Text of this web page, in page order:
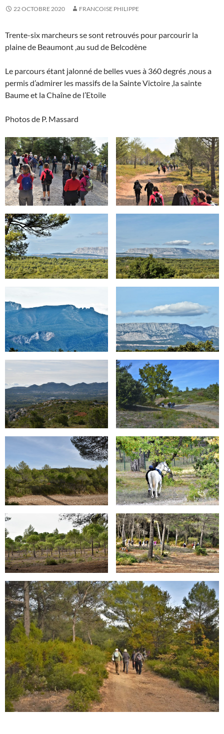
22 OCTOBRE 2020 FRANCOISE PHILIPPE
Trente-six marcheurs se sont retrouvés pour parcourir la
plaine de Beaumont ,au sud de Belcodène
Le parcours étant jalonné de belles vues à 360 degrés ,nous a
permis d’admirer les massifs de la Sainte Victoire ,la sainte
Baume et la Chaîne de l’Etoile
Photos de P. Massard